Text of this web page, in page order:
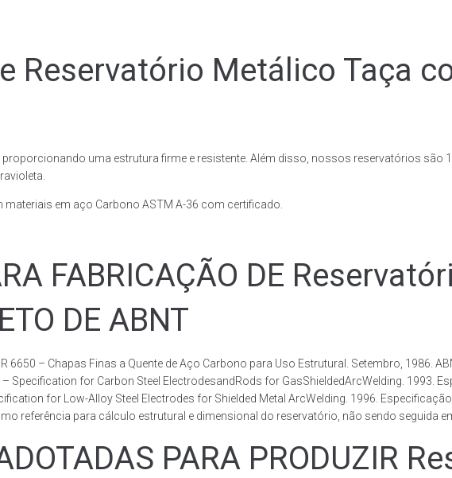
Reservatório Metálico Taça
uma estrutura firme e resistente. Além disso, nossos reservatórios são
em aço Carbono ASTM A-36 com certificado.
FABRICAÇÃO DE
DE ABNT
– Chapas Finas a Quente de Aço Carbono para Uso Estrutural. Setembro, 1986.
Specification for Carbon Steel ElectrodesandRods for GasShieldedArcWelding. 1993.
for Low-Alloy Steel Electrodes for Shielded Metal ArcWelding. 1996.
referência para cálculo estrutural e dimensional do reservatório, não sendo seguida
PARA PRODUZIR